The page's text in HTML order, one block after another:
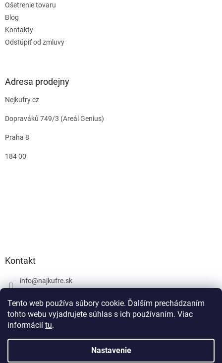
Tento web používa súbory cookie. Ďalším prechádzaním
tohto webu vyjadrujete súhlas s ich používaním. Viac
informácií tu.
Nastavenie
Ošetrenie tovaru
Blog
Kontakty
Odstúpiť od zmluvy
Adresa prodejny
Nejkufry.cz
Dopraváků 749/3 (Areál Genius)
Praha 8
184 00
Kontakt
info@najkufre.sk
Facebook
Vytvoril Shoptet